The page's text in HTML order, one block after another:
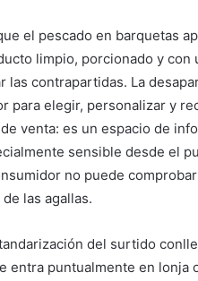
el pescado en barquetas
limpio, porcionado y con
las contrapartidas. La
para elegir, personalizar y
venta: es un espacio de
sensible desde el
no puede
las agallas.
del surtido
entra puntualmente en